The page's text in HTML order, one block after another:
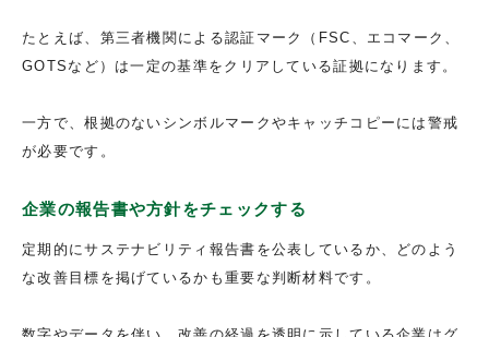
たとえば、第三者機関による認証マーク（FSC、エコマーク、
GOTSなど）は一定の基準をクリアしている証拠になります。
一方で、根拠のないシンボルマークやキャッチコピーには警戒
が必要です。
企業の報告書や方針をチェックする
定期的にサステナビリティ報告書を公表しているか、どのよう
な改善目標を掲げているかも重要な判断材料です。